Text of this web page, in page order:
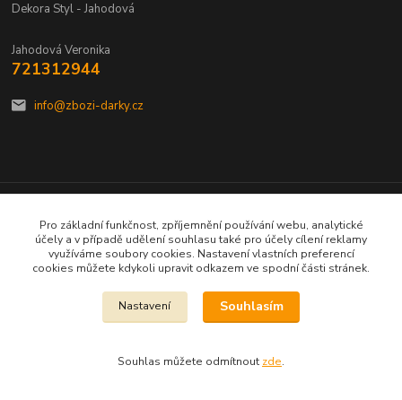
Dekora Styl - Jahodová
Jahodová Veronika
721312944
info@zbozi-darky.cz
Pro základní funkčnost, zpříjemnění používání webu, analytické
účely a v případě udělení souhlasu také pro účely cílení reklamy
využíváme soubory cookies. Nastavení vlastních preferencí
cookies můžete kdykoli upravit odkazem ve spodní části stránek.
Nastavení Souhlasím
Souhlas můžete odmítnout zde.